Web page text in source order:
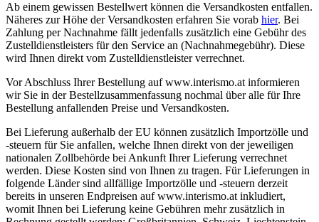
Ab einem gewissen Bestellwert können die Versandkosten entfallen.
Näheres zur Höhe der Versandkosten erfahren Sie vorab hier. Bei
Zahlung per Nachnahme fällt jedenfalls zusätzlich eine Gebühr des
Zustelldienstleisters für den Service an (Nachnahmegebühr). Diese
wird Ihnen direkt vom Zustelldienstleister verrechnet.
Vor Abschluss Ihrer Bestellung auf www.interismo.at informieren
wir Sie in der Bestellzusammenfassung nochmal über alle für Ihre
Bestellung anfallenden Preise und Versandkosten.
Bei Lieferung außerhalb der EU können zusätzlich Importzölle und
-steuern für Sie anfallen, welche Ihnen direkt von der jeweiligen
nationalen Zollbehörde bei Ankunft Ihrer Lieferung verrechnet
werden. Diese Kosten sind von Ihnen zu tragen. Für Lieferungen in
folgende Länder sind allfällige Importzölle und -steuern derzeit
bereits in unseren Endpreisen auf www.interismo.at inkludiert,
womit Ihnen bei Lieferung keine Gebühren mehr zusätzlich in